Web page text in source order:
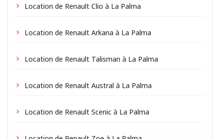
Location de Renault Clio à La Palma
Location de Renault Arkana à La Palma
Location de Renault Talisman à La Palma
Location de Renault Austral à La Palma
Location de Renault Scenic à La Palma